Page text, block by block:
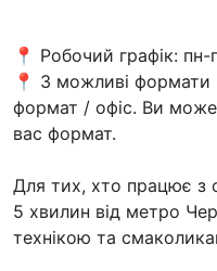
📍 Робочий графік:
📍 3 можливі формати
формат / офіс. Ви
вас формат.
Для тих, хто працює з
5 хвилин від метро
технікою та